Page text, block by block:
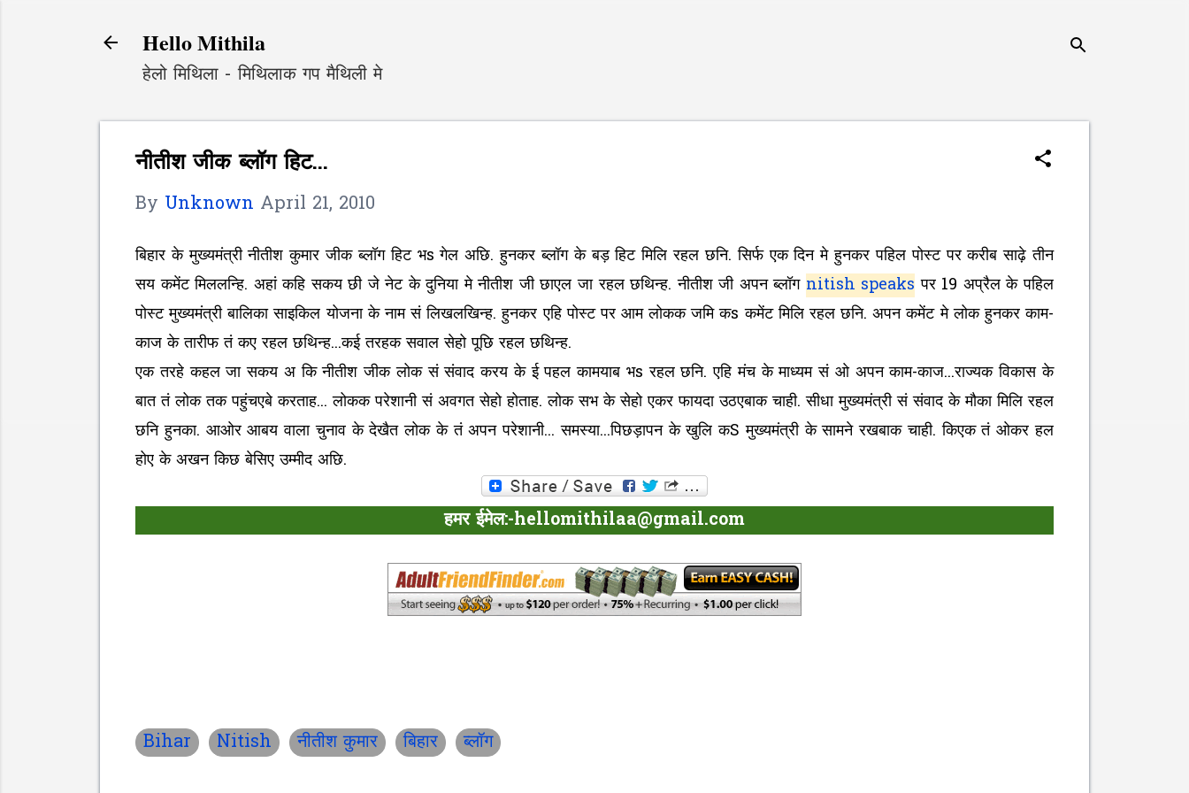
Hello Mithila
हेलो मिथिला - मिथिलाक गप मैथिली मे
नीतीश जीक ब्लॉग हिट...
By Unknown April 21, 2010
बिहार के मुख्यमंत्री नीतीश कुमार जीक ब्लॉग हिट भs गेल अछि. हुनकर ब्लॉग के बड़ हिट मिलि रहल छनि. सिर्फ एक दिन मे हुनकर पहिल पोस्ट पर करीब साढ़े तीन
सय कमेंट मिललन्हि. अहां कहि सकय छी जे नेट के दुनिया मे नीतीश जी छाएल जा रहल छथिन्ह. नीतीश जी अपन ब्लॉग nitish speaks पर 19 अप्रैल के पहिल
पोस्ट मुख्यमंत्री बालिका साइकिल योजना के नाम सं लिखलखिन्ह. हुनकर एहि पोस्ट पर आम लोकक जमि कs कमेंट मिलि रहल छनि. अपन कमेंट मे लोक हुनकर काम-
काज के तारीफ तं कए रहल छथिन्ह...कई तरहक सवाल सेहो पूछि रहल छथिन्ह.
एक तरहे कहल जा सकय अ कि नीतीश जीक लोक सं संवाद करय के ई पहल कामयाब भs रहल छनि. एहि मंच के माध्यम सं ओ अपन काम-काज...राज्यक विकास के
बात तं लोक तक पहुंचएबे करताह... लोकक परेशानी सं अवगत सेहो होताह. लोक सभ के सेहो एकर फायदा उठएबाक चाही. सीधा मुख्यमंत्री सं संवाद के मौका मिलि रहल
छनि हुनका. आओर आबय वाला चुनाव के देखैत लोक के तं अपन परेशानी... समस्या...पिछड़ापन के खुलि कS मुख्यमंत्री के सामने रखबाक चाही. किएक तं ओकर हल
होए के अखन किछ बेसिए उम्मीद अछि.
हमर ईमेल:-hellomithilaa@gmail.com
Bihar Nitish नीतीश कुमार बिहार ब्लॉग